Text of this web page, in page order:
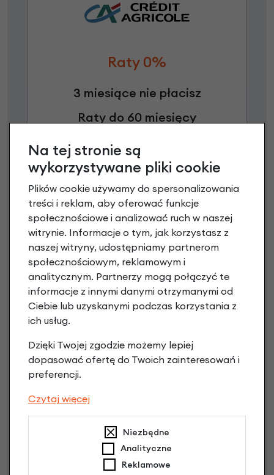
Raty 0%
3 miesiące nie płacisz
Raty do 60 miesięcy
Poznaj szczegóły
Raty 0%
3 miesiące nie płacisz
Raty do 60 miesięcy
Niniejsza propozycja nie stanowi oferty w rozumieniu art.
Na tej stronie są
wykorzystywane pliki cookie
Plików cookie używamy do spersonalizowania
treści i reklam, aby oferować funkcje
społecznościowe i analizować ruch w naszej
witrynie. Informacje o tym, jak korzystasz z
naszej witryny, udostępniamy partnerom
społecznościowym, reklamowym i
analitycznym. Partnerzy mogą połączyć te
informacje z innymi danymi otrzymanymi od
Ciebie lub uzyskanymi podczas korzystania z
ich usług.
Dzięki Twojej zgodzie możemy lepiej
dopasować ofertę do Twoich zainteresowań i
preferencji.
Czytaj więcej
Niezbędne
Analityczne
Reklamowe